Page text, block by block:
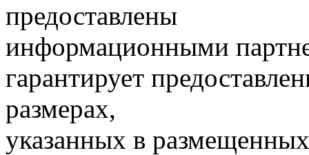
предоставлены
информационными
гарантирует
размерах,
указанных в